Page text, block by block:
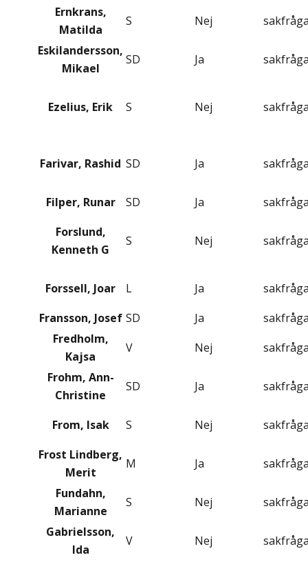
Ernkrans,
Matilda
S Nej
Eskilandersson,
Mikael
SD Ja
Ezelius, Erik S Nej
Farivar, Rashid SD Ja
Filper, Runar SD Ja
Forslund,
Kenneth G
S Nej
Forssell, Joar L Ja
Fransson, Josef SD Ja
Fredholm,
Kajsa
V Nej
Frohm, Ann-
Christine
SD Ja
From, Isak S Nej
Frost Lindberg,
Merit
M Ja
Fundahn,
Marianne
S Nej
Gabrielsson,
Ida
V Nej